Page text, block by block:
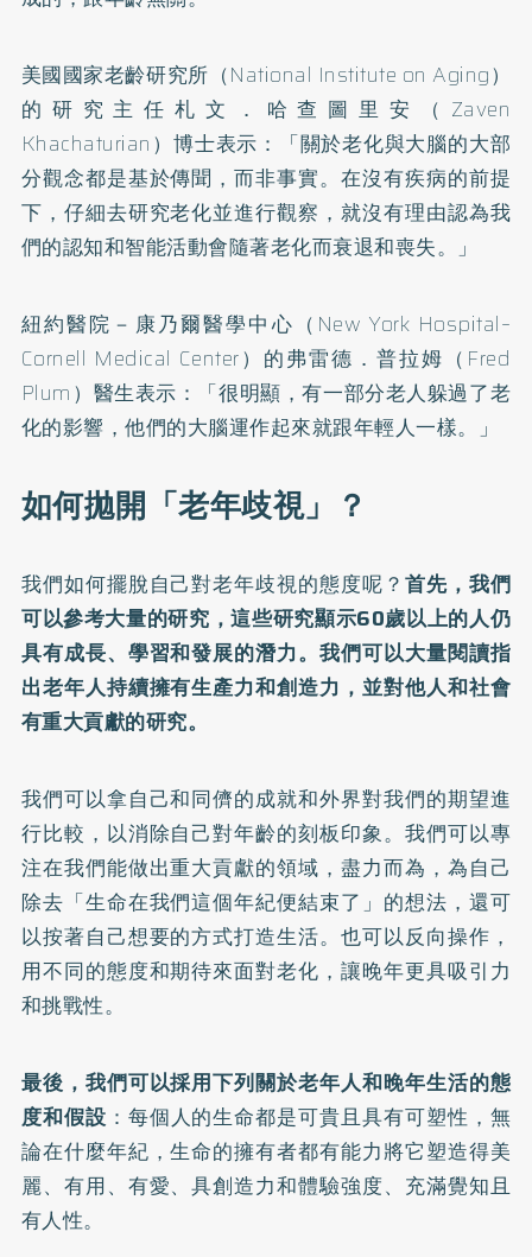
美國國家老齡研究所（National Institute on Aging）
的研究主任札文．哈查圖里安（Zaven
Khachaturian）博士表示：「關於老化與大腦的大部
分觀念都是基於傳聞，而非事實。在沒有疾病的前提
下，仔細去研究老化並進行觀察，就沒有理由認為我
們的認知和智能活動會隨著老化而衰退和喪失。」
紐約醫院－康乃爾醫學中心（New York Hospital–
Cornell Medical Center）的弗雷德．普拉姆（Fred
Plum）醫生表示：「很明顯，有一部分老人躲過了老
化的影響，他們的大腦運作起來就跟年輕人一樣。」
如何拋開「老年歧視」？
我們如何擺脫自己對老年歧視的態度呢？首先，我們
可以參考大量的研究，這些研究顯示60歲以上的人仍
具有成長、學習和發展的潛力。我們可以大量閱讀指
出老年人持續擁有生產力和創造力，並對他人和社會
有重大貢獻的研究。
我們可以拿自己和同儕的成就和外界對我們的期望進
行比較，以消除自己對年齡的刻板印象。我們可以專
注在我們能做出重大貢獻的領域，盡力而為，為自己
除去「生命在我們這個年紀便結束了」的想法，還可
以按著自己想要的方式打造生活。也可以反向操作，
用不同的態度和期待來面對老化，讓晚年更具吸引力
和挑戰性。
最後，我們可以採用下列關於老年人和晚年生活的態
度和假設：每個人的生命都是可貴且具有可塑性，無
論在什麼年紀，生命的擁有者都有能力將它塑造得美
麗、有用、有愛、具創造力和體驗強度、充滿覺知且
有人性。